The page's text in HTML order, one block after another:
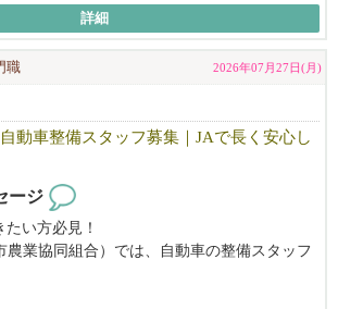
詳細
職 2026年07月27日(月)
動車整備スタッフ募集｜JAで長く安心し
ージ
い方必見！
農業協同組合）では、自動車の整備スタッフ